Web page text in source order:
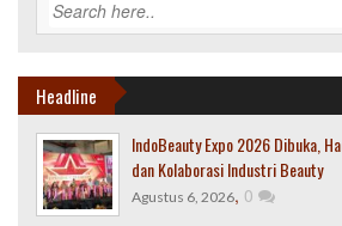
Headline
IndoBeauty Expo 2026 Dibuka,
dan Kolaborasi Industri Beauty
Agustus 6, 2026, 0